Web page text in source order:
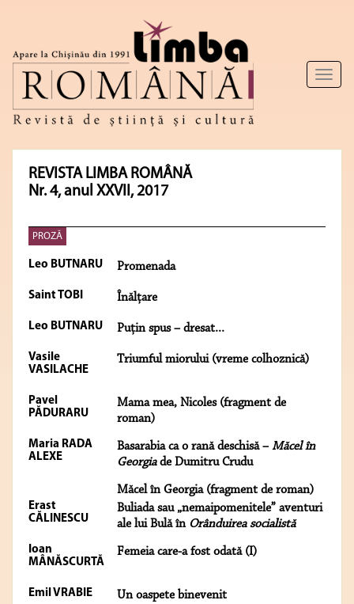
Toggle
REVISTA LIMBA ROMÂNĂ
Nr. 4, anul XXVII, 2017
PROZĂ
Leo BUTNARU Promenada
Saint TOBI Înălţare
Leo BUTNARU Puţin spus – dresat...
Vasile
VASILACHE
Triumful miorului (vreme colhoznică)
Pavel
PĂDURARU
Mama mea, Nicoles (fragment de
roman)
Maria RADA
ALEXE
Basarabia ca o rană deschisă – Măcel în
Georgiade Dumitru Crudu
Măcel în Georgia (fragment de roman)
Erast
CĂLINESCU
Buliada sau „nemaipomenitele” aventuri
ale lui Bulă în Orânduirea socialistă
Ioan
MÂNĂSCURTĂ
Femeia care-a fost odată (I)
Emil VRABIE Un oaspete binevenit